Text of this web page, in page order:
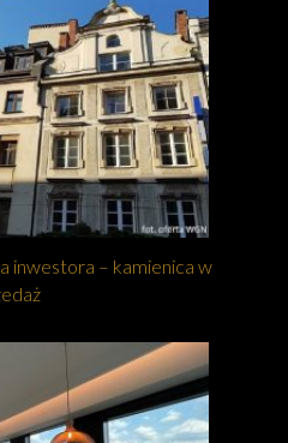
inwestora – kamienica w